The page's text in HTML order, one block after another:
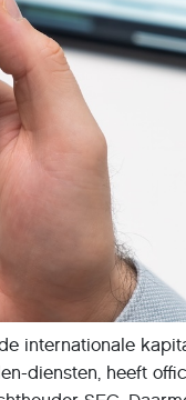
internationale
diensten, heeft